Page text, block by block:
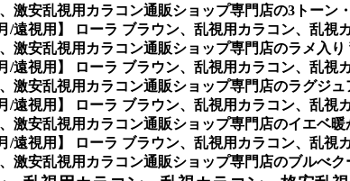
激安乱視用カラコン通販ショップ専門店の3トーン
月/遠視用】 ローラ ブラウン、乱視用カラコン、乱
激安乱視用カラコン通販ショップ専門店のラメ入
月/遠視用】 ローラ ブラウン、乱視用カラコン、乱
激安乱視用カラコン通販ショップ専門店のラグジ
月/遠視用】 ローラ ブラウン、乱視用カラコン、乱
激安乱視用カラコン通販ショップ専門店のイエベ
月/遠視用】 ローラ ブラウン、乱視用カラコン、乱
激安乱視用カラコン通販ショップ専門店のブルべ